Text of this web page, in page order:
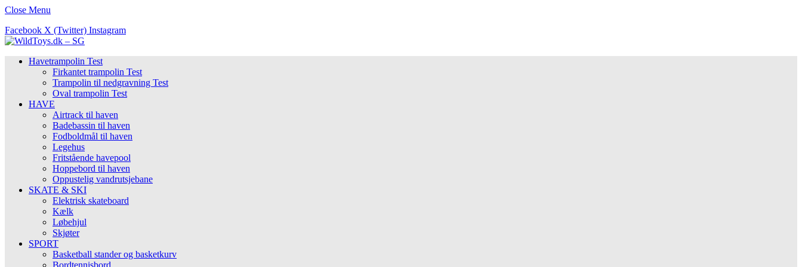
Close Menu
Facebook X (Twitter) Instagram
Havetrampolin Test
Firkantet trampolin Test
Trampolin til nedgravning Test
Oval trampolin Test
HAVE
Airtrack til haven
Badebassin til haven
Fodboldmål til haven
Legehus
Fritstående havepool
Hoppebord til haven
Oppustelig vandrutsjebane
SKATE & SKI
Elektrisk skateboard
Kælk
Løbehjul
Skjøter
SPORT
Basketball stander og basketkurv
Bordtennisbord